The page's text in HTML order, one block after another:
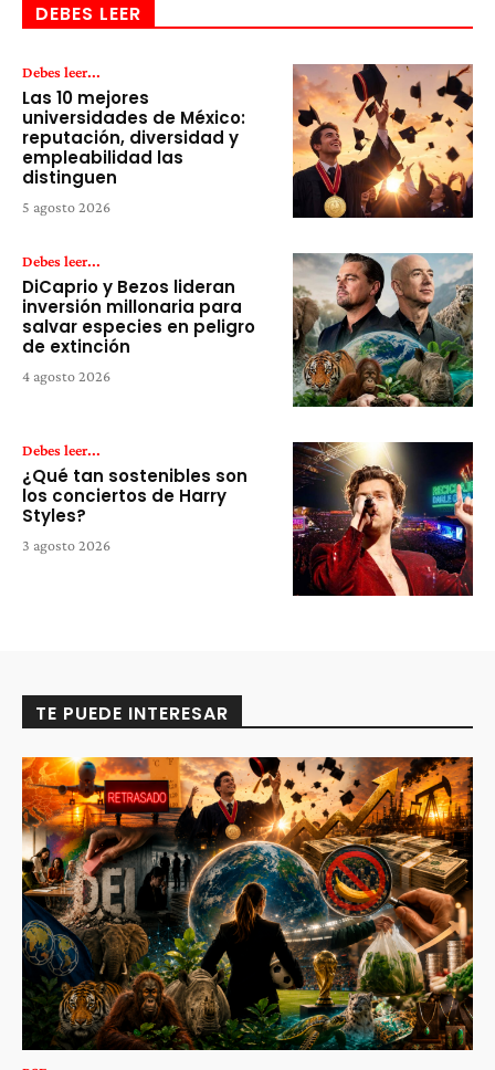
DEBES LEER
Debes leer...
Las 10 mejores
universidades de México:
reputación, diversidad y
empleabilidad las
distinguen
5 agosto 2026
Debes leer...
DiCaprio y Bezos lideran
inversión millonaria para
salvar especies en peligro
de extinción
4 agosto 2026
Debes leer...
¿Qué tan sostenibles son
los conciertos de Harry
Styles?
3 agosto 2026
TE PUEDE INTERESAR